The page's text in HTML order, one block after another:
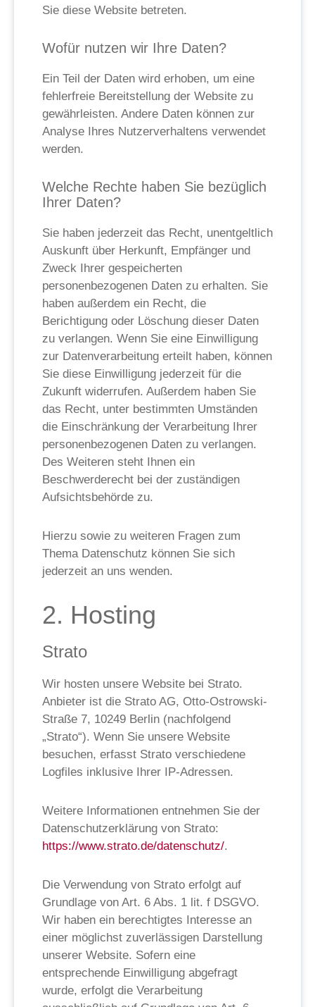
Sie diese Website betreten.
Wofür nutzen wir Ihre Daten?
Ein Teil der Daten wird erhoben, um eine
fehlerfreie Bereitstellung der Website zu
gewährleisten. Andere Daten können zur
Analyse Ihres Nutzerverhaltens verwendet
werden.
Welche Rechte haben Sie bezüglich
Ihrer Daten?
Sie haben jederzeit das Recht, unentgeltlich
Auskunft über Herkunft, Empfänger und
Zweck Ihrer gespeicherten
personenbezogenen Daten zu erhalten. Sie
haben außerdem ein Recht, die
Berichtigung oder Löschung dieser Daten
zu verlangen. Wenn Sie eine Einwilligung
zur Datenverarbeitung erteilt haben, können
Sie diese Einwilligung jederzeit für die
Zukunft widerrufen. Außerdem haben Sie
das Recht, unter bestimmten Umständen
die Einschränkung der Verarbeitung Ihrer
personenbezogenen Daten zu verlangen.
Des Weiteren steht Ihnen ein
Beschwerderecht bei der zuständigen
Aufsichtsbehörde zu.
Hierzu sowie zu weiteren Fragen zum
Thema Datenschutz können Sie sich
jederzeit an uns wenden.
2. Hosting
Strato
Wir hosten unsere Website bei Strato.
Anbieter ist die Strato AG, Otto-Ostrowski-
Straße 7, 10249 Berlin (nachfolgend
„Strato“). Wenn Sie unsere Website
besuchen, erfasst Strato verschiedene
Logfiles inklusive Ihrer IP-Adressen.
Weitere Informationen entnehmen Sie der
Datenschutzerklärung von Strato:
https://www.strato.de/datenschutz/.
Die Verwendung von Strato erfolgt auf
Grundlage von Art. 6 Abs. 1 lit. f DSGVO.
Wir haben ein berechtigtes Interesse an
einer möglichst zuverlässigen Darstellung
unserer Website. Sofern eine
entsprechende Einwilligung abgefragt
wurde, erfolgt die Verarbeitung